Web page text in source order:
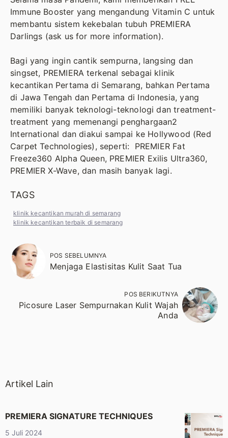
Immune Booster yang mengandung Vitamin C untuk
membantu sistem kekebalan tubuh PREMIERA
Darlings (ask us for more information).
Bagi yang ingin cantik sempurna, langsing dan
singset, PREMIERA terkenal sebagai klinik
kecantikan Pertama di Semarang, bahkan Pertama
di Jawa Tengah dan Pertama di Indonesia, yang
memiliki banyak teknologi-teknologi dan treatment-
treatment yang memenangi penghargaan2
International dan diakui sampai ke Hollywood (Red
Carpet Technologies), seperti: PREMIER Fat
Freeze360 Alpha Queen, PREMIER Exilis Ultra360,
PREMIER X-Wave, dan masih banyak lagi.
TAGS
klinik kecantikan murah di semarang
klinik kecantikan terbaik di semarang
POS SEBELUMNYA
Menjaga Elastisitas Kulit Saat Tua
POS BERIKUTNYA
Picosure Laser Sempurnakan Kulit Wajah
Anda
Artikel Lain
PREMIERA SIGNATURE TECHNIQUES
5 Juli 2024